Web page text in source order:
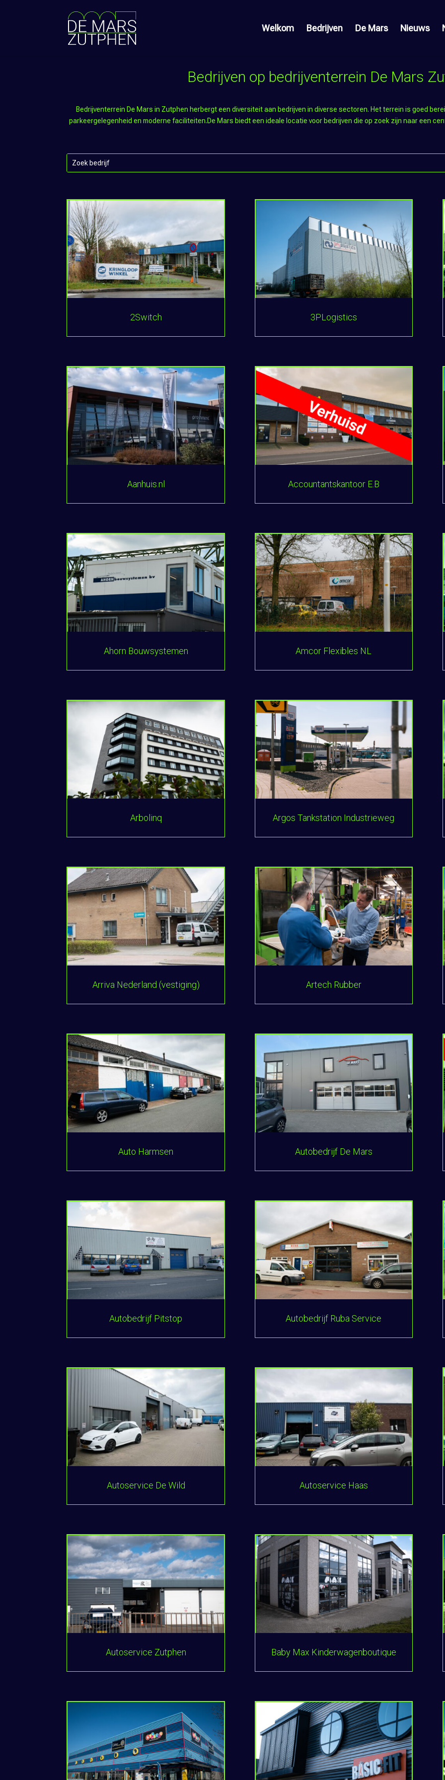
Welkom Bedrijven De Mars Nieuws
Bedrijven op bedrijventerrein De Mars
Bedrijventerrein De Mars in Zutphen herbergt een diversiteit aan bedrijven in diverse sectoren. Het terrein is goed
parkeergelegenheid en moderne faciliteiten.De Mars biedt een ideale locatie voor bedrijven die op zoek zijn naar een
2Switch
Aanhuis.nl
Ahorn Bouwsystemen
Arbolinq
Arriva Nederland (vestiging)
Auto Harmsen
Autobedrijf Pitstop
Autoservice De Wild
Autoservice Zutphen
3PLogistics
Accountantskantoor E.B
Amcor Flexibles NL
Argos Tankstation Industrieweg
Artech Rubber
Autobedrijf De Mars
Autobedrijf Ruba Service
Autoservice Haas
Baby Max Kinderwagenboutique